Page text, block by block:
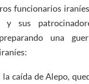
funcionarios
y sus
una
la caída de Alepo,